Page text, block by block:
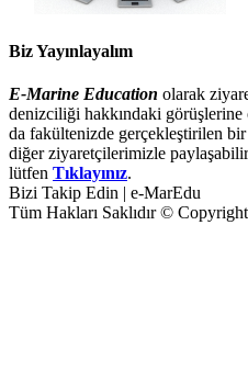
Biz Yayınlayalım
E-Marine Education olarak
denizciliği hakkındaki
da fakültenizde gerçekleştirilen
diğer ziyaretçilerimizle
lütfen Tıklayınız.
Bizi Takip Edin | e-MarEdu
Tüm Hakları Saklıdır ©